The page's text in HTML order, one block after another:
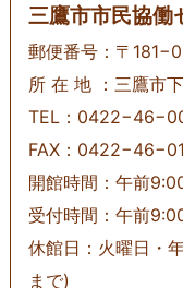
三鷹市市民協働
郵便番号：〒
所 在 地 ：三鷹市
TEL：
FAX：
開館時間：午前
受付時間：午前
休館日：火曜日・
まで)